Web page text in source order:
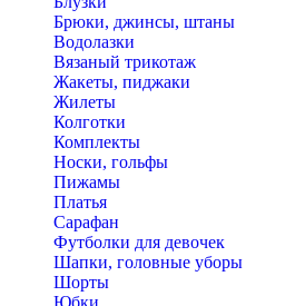
Брюки, джинсы, штаны
Водолазки
Вязаный трикотаж
Жакеты, пиджаки
Жилеты
Колготки
Комплекты
Носки, гольфы
Пижамы
Платья
Сарафан
Футболки для девочек
Шапки, головные уборы
Шорты
Юбки